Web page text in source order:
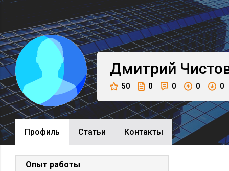
Дмитрий
50 0 0 0 0
Профиль Cтатьи Контакты
Опыт работы